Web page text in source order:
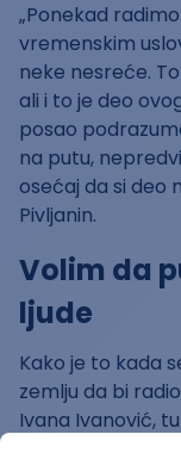
„Ponekad
vremenskim
neke nesreće.
ali i to je deo
posao
na putu,
osećaj da si deo
Pivljanin.
Volim da
ljude
Kako je to kada
zemlju da bi
Ivana Ivanović,